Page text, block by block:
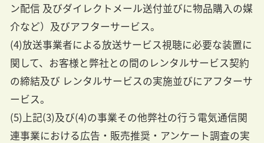
ン配信 及びダイレクトメール送付並びに物品購入の媒
介など）及びアフターサービス。
(4)放送事業者による放送サービス視聴に必要な装置に
関して、お客様と弊社との間のレンタルサービス契約
の締結及び レンタルサービスの実施並びにアフターサ
ービス。
(5)上記(3)及び(4)の事業その他弊社の行う電気通信関
連事業における広告・販売推奨・アンケート調査の実